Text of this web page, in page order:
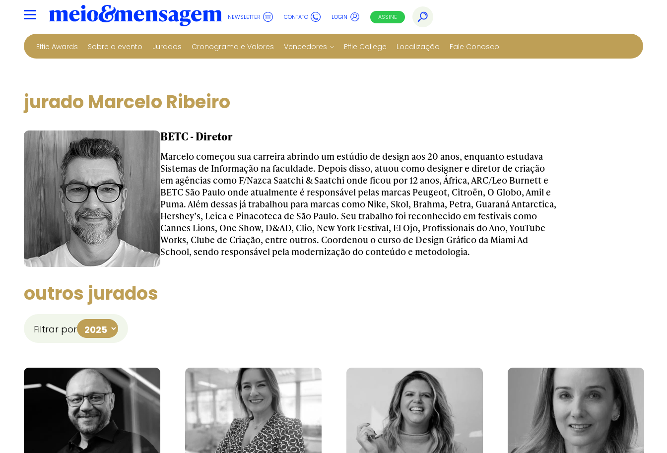
NEWSLETTER CONTATO LOGIN ASSINE
Effie Awards Sobre o evento Jurados Cronograma e Valores Vencedores Effie College Localização Fale Conosco
jurado Marcelo Ribeiro
BETC - Diretor
Marcelo começou sua carreira abrindo um estúdio de design aos 20 anos, enquanto estudava
Sistemas de Informação na faculdade. Depois disso, atuou como designer e diretor de criação
em agências como F/Nazca Saatchi & Saatchi onde ficou por 12 anos, África, ARC/Leo Burnett e
BETC São Paulo onde atualmente é responsável pelas marcas Peugeot, Citroën, O Globo, Amil e
Puma. Além dessas já trabalhou para marcas como Nike, Skol, Brahma, Petra, Guaraná Antarctica,
Hershey’s, Leica e Pinacoteca de São Paulo. Seu trabalho foi reconhecido em festivais como
Cannes Lions, One Show, D&AD, Clio, New York Festival, El Ojo, Profissionais do Ano, YouTube
Works, Clube de Criação, entre outros. Coordenou o curso de Design Gráfico da Miami Ad
School, sendo responsável pela modernização do conteúdo e metodologia.
outros jurados
Filtrar por